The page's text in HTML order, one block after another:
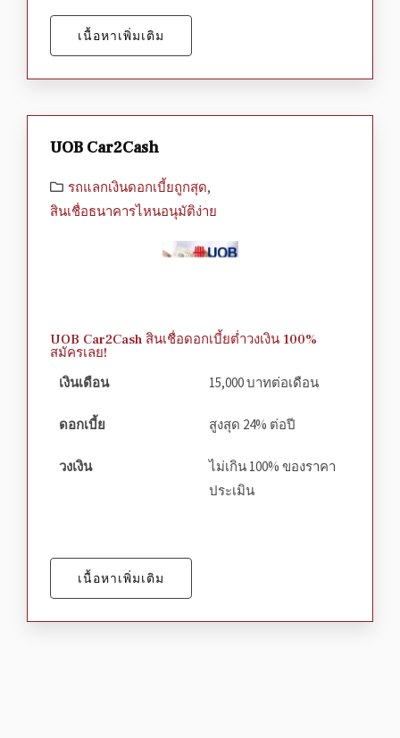
เนื้อหาเพิ่มเติม
UOB Car2Cash
รถแลกเงินดอกเบี้ยถูกสุด,
สินเชื่อธนาคารไหนอนุมัติง่าย
UOB Car2Cash สินเชื่อดอกเบี้ยต่ำวงเงิน 100%
สมัครเลย!
เงินเดือน
15,000 บาทต่อเดือน
ดอกเบี้ย สูงสุด 24% ต่อปี
วงเงิน
ไม่เกิน 100% ของราคา
ประเมิน
เนื้อหาเพิ่มเติม